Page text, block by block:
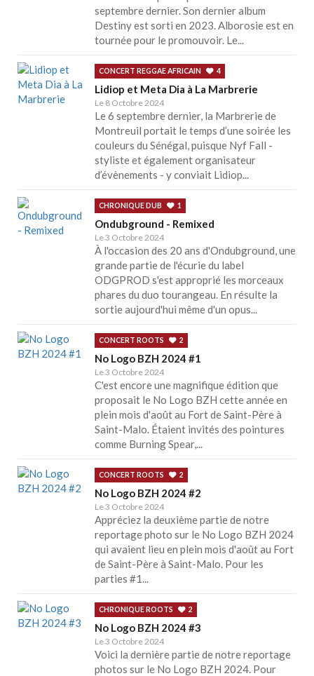
septembre dernier. Son dernier album
Destiny est sorti en 2023. Alborosie est en
tournée pour le promouvoir. Le...
CONCERT REGGAE AFRICAIN 4
Lidiop et Meta Dia à La Marbrerie
Le 8 Octobre 2024
Le 6 septembre dernier, la Marbrerie de
Montreuil portait le temps d’une soirée les
couleurs du Sénégal, puisque Nyf Fall -
styliste et également organisateur
d’évènements - y conviait Lidiop...
CHRONIQUE DUB 1
Ondubground - Remixed
Le 3 Octobre 2024
À l'occasion des 20 ans d'Ondubground, une
grande partie de l'écurie du label
ODGPROD s'est approprié les morceaux
phares du duo tourangeau. En résulte la
sortie aujourd'hui même d'un opus...
CONCERT ROOTS 2
No Logo BZH 2024 #1
Le 3 Octobre 2024
C'est encore une magnifique édition que
proposait le No Logo BZH cette année en
plein mois d'août au Fort de Saint-Père à
Saint-Malo. Étaient invités des pointures
comme Burning Spear,...
CONCERT ROOTS 2
No Logo BZH 2024 #2
Le 3 Octobre 2024
Appréciez la deuxième partie de notre
reportage photo sur le No Logo BZH 2024
qui avaient lieu en plein mois d'août au Fort
de Saint-Père à Saint-Malo. Pour les
parties #1...
CHRONIQUE ROOTS 2
No Logo BZH 2024 #3
Le 3 Octobre 2024
Voici la dernière partie de notre reportage
photos sur le No Logo BZH 2024. Pour